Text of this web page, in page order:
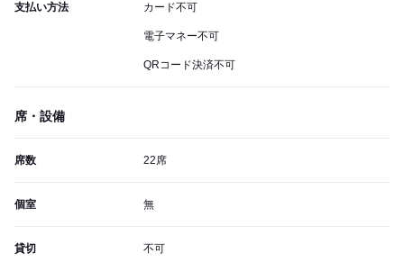
支払い方法 カード不可
電子マネー不可
QRコード決済不可
席・設備
席数 22席
個室 無
貸切 不可